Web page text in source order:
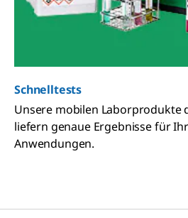
Schnelltests
Unsere mobilen Laborprodukte
liefern genaue Ergebnisse für
Anwendungen.